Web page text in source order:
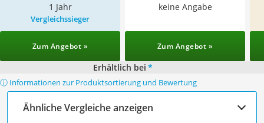
1 Jahr keine Angabe
Vergleichssieger
Zum Angebot » Zum Angebot »
Erhältlich bei *
ⓘ Informationen zur Produktsortierung und Bewertung
Ähnliche Vergleiche anzeigen